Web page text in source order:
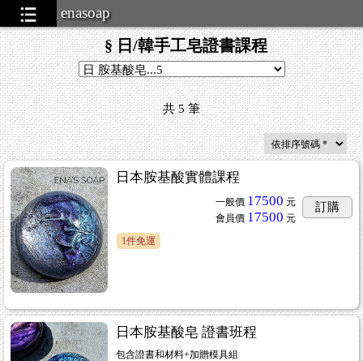
enasoap
§ 日/韓手工皂證書課程
共5筆
日本胺基酸實體課程
一般價 17500 元
會員價 17500 元
訂購
1件免運
日本胺基酸皂 證書班程
包含證書和材料+加贈模具組